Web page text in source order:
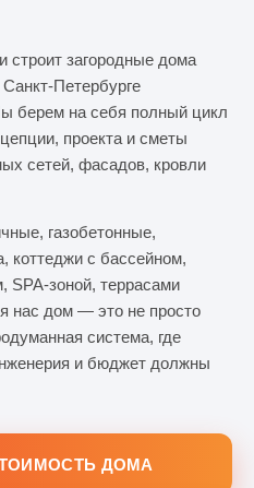
строит загородные дома
Петербурге
берем на себя полный цикл
проекта и сметы
сетей, фасадов, кровли
газобетонные,
коттеджи с бассейном,
SPA-зоной, террасами
нас дом — это не просто
система, где
и бюджет должны
ДОМА